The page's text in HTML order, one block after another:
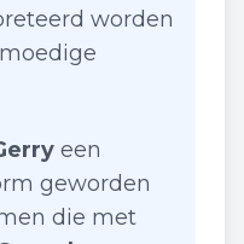
worden
een
geworden
die met